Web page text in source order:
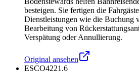
besteigen. Sie fertigen die
Dienstleistungen wie die Buchung
Bearbeitung von
Verspätung oder Annullierung.
Original ansehen
ESCO4221.6